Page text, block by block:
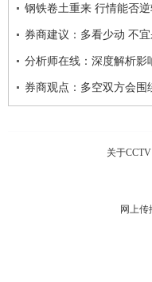
钢铁卷土重来 行情能否逆
券商建议：多看少动 不
分析师在线：深度解析
券商观点：多空双方会围
关于CCTV
网上传